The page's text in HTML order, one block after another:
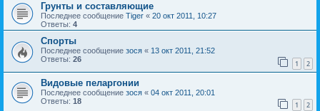
Грунты и составляющие
Последнее сообщение Tiger « 20 окт 2011, 10:27
Ответы: 4
Спорты
Последнее сообщение зося « 13 окт 2011, 21:52
Ответы: 26 1 2
Видовые пеларгонии
Последнее сообщение зося « 04 окт 2011, 20:01
Ответы: 18 1 2